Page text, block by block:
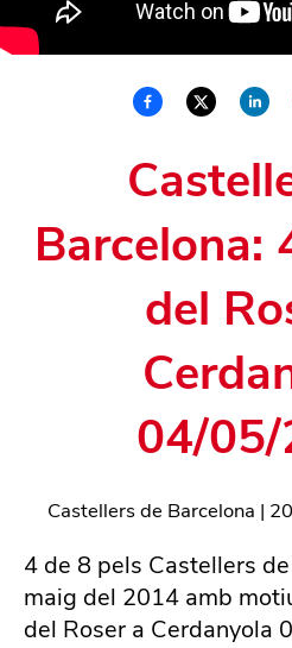
Barcelona:
del
04/
Castellers de Barcelona |
4 de 8 pels Castellers
maig del 2014 amb
del Roser a Cerdanyola